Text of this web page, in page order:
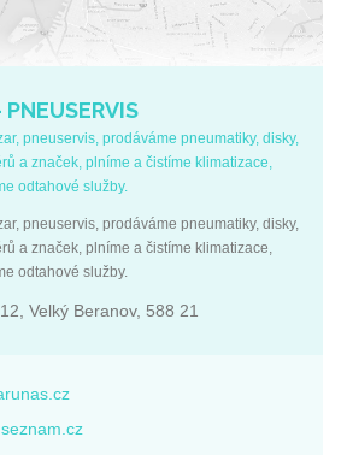
pneuservis, prodáváme pneumatiky, disky,
a značek, plníme a čistíme klimatizace,
odtahové služby.
pneuservis, prodáváme pneumatiky, disky,
a značek, plníme a čistíme klimatizace,
odtahové služby.
Velký Beranov, 588 21